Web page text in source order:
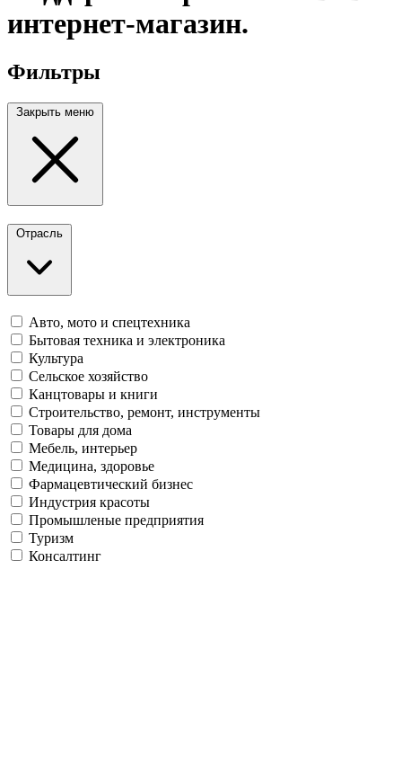
интернет-магазин.
Фильтры
Закрыть меню
Отрасль
Авто, мото и спецтехника
Бытовая техника и электроника
Культура
Сельское хозяйство
Канцтовары и книги
Строительство, ремонт, инструменты
Товары для дома
Мебель, интерьер
Медицина, здоровье
Фармацевтический бизнес
Индустрия красоты
Промышленые предприятия
Туризм
Консалтинг